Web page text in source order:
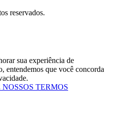
reservados.
sua experiência de
entendemos que você concorda
NOSSOS TERMOS